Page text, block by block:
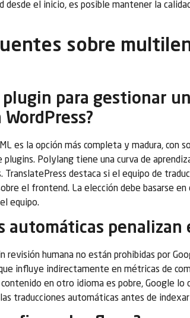
desde el inicio, es posible mantener la
sobre
plugin para gestionar
es la opción más completa y madura, con
plugins. Polylang tiene una curva de
destaca si el equipo de
el frontend. La elección debe basarse en
equipo.
automáticas penalizan
revisión humana no están prohibidas por
influye indirectamente en métricas de
en otro idioma es pobre, Google lo
traducciones automáticas antes de